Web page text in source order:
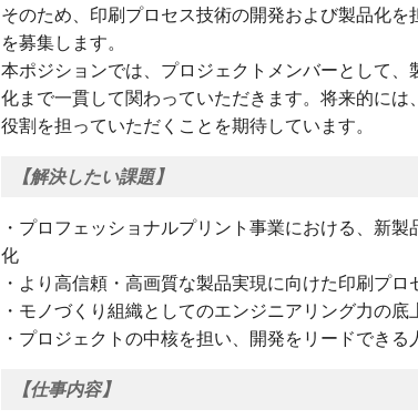
そのため、印刷プロセス技術の開発および製品化
を募集します。
本ポジションでは、プロジェクトメンバーとして
化まで一貫して関わっていただきます。将来的に
役割を担っていただくことを期待しています。
【解決したい課題】
・プロフェッショナルプリント事業における、新
化
・より高信頼・高画質な製品実現に向けた印刷プ
・モノづくり組織としてのエンジニアリング力の底
・プロジェクトの中核を担い、開発をリードできる
【仕事内容】